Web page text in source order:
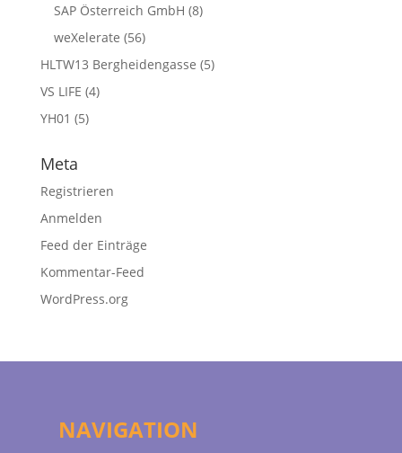
SAP Österreich GmbH (8)
weXelerate (56)
HLTW13 Bergheidengasse (5)
VS LIFE (4)
YH01 (5)
Meta
Registrieren
Anmelden
Feed der Einträge
Kommentar-Feed
WordPress.org
NAVIGATION